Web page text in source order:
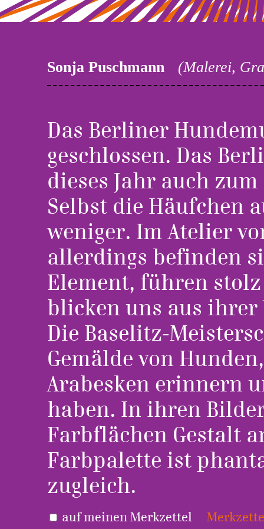
Sonja Puschmann (Malerei,
Das Berliner
geschlossen. Das
dieses Jahr auch
Selbst die Häufchen
weniger. Im Atelier
allerdings befinden
Element, führen
blicken uns aus ihrer
Die Baselitz-
Gemälde von
Arabesken erinnern
haben. In ihren
Farbflächen Gestalt
Farbpalette ist
zugleich.
auf meinen Merkzettel